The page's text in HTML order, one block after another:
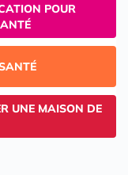
POUR
UNE MAISON DE